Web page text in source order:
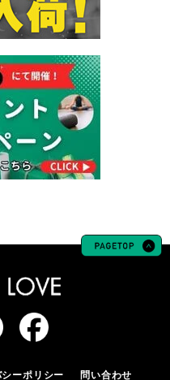
ーポリシー 問い合わせ